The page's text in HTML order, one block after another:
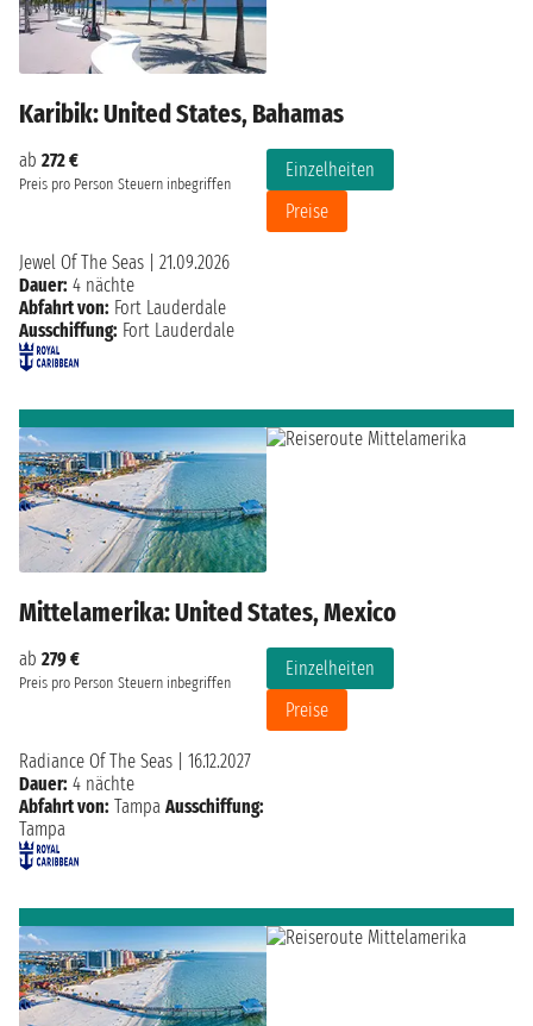
Karibik: United States, Bahamas
ab 272 €
Preis pro Person Steuern inbegriffen
Einzelheiten
Preise
Jewel Of The Seas
21.09.2026
Dauer: 4 nächte
Abfahrt von: Fort Lauderdale
Ausschiffung: Fort Lauderdale
Mittelamerika: United States, Mexico
ab 279 €
Preis pro Person Steuern inbegriffen
Einzelheiten
Preise
Radiance Of The Seas
16.12.2027
Dauer: 4 nächte
Abfahrt von: Tampa Ausschiffung:
Tampa